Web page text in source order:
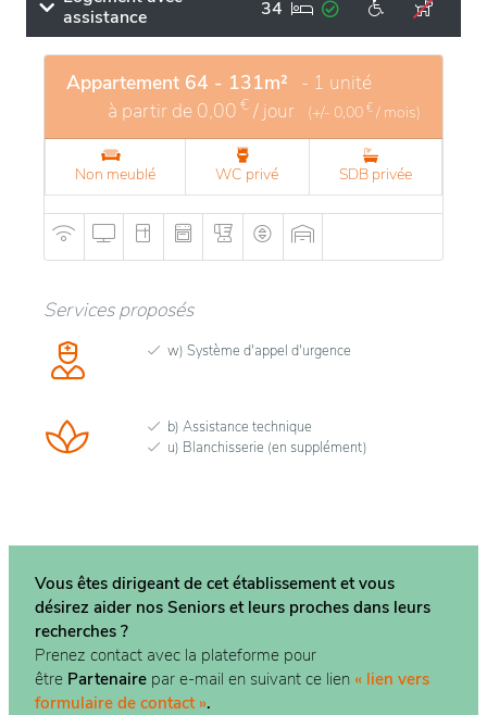
assistance
34
Appartement 64 - 131m² - 1 unité
à partir de 0,00 € / jour (+/- 0,00 € / mois)
Non meublé WC privé SDB privée
Services proposés
w) Système d'appel d'urgence
b) Assistance technique
u) Blanchisserie (en supplément)
Vous êtes dirigeant de cet établissement et vous
désirez aider nos Seniors et leurs proches dans leurs
recherches ?
Prenez contact avec la plateforme pour
être Partenaire par e-mail en suivant ce lien « lien vers
formulaire de contact ».